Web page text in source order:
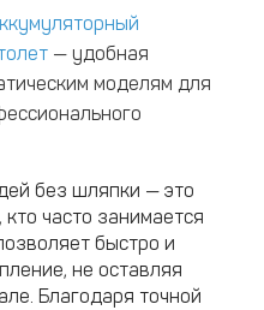
— удобная
моделям для
без шляпки — это
часто занимается
быстро и
не оставляя
Благодаря точной